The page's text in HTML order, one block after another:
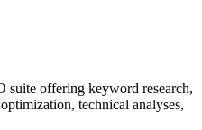
suite offering keyword research,
technical analyses,